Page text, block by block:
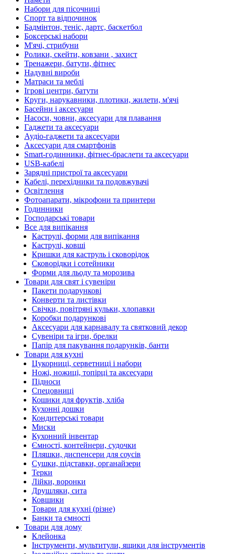
Набори для пісочниці
Спорт та відпочинок
Бадмінтон, теніс, дартс, баскетбол
Боксерські набори
М'ячі, стрибуни
Ролики, скейти, ковзани , захист
Тренажери, батути, фітнес
Надувні вироби
Матраси та меблі
Ігрові центри, батути
Круги, нарукавники, плотики, жилети, м'ячі
Басейни і аксесуари
Насоси, човни, аксесуари для плавання
Гаджети та аксесуари
Аудіо-гаджети та аксесуари
Аксесуари для смартфонів
Smart-годинники, фітнес-браслети та аксесуари
USB-кабелі
Зарядні пристрої та аксесуари
Кабелі, перехідники та подовжувачі
Освітлення
Фотоапарати, мікрофони та принтери
Годинники
Господарські товари
Все для випікання
Каструлі, форми для випікання
Каструлі, ковші
Кришки для каструль і сковорідок
Сковорідки і сотейники
Форми для льоду та морозива
Товари для свят і сувеніри
Пакети подарункові
Конверти та листівки
Свічки, повітряні кульки, хлопавки
Коробки подарункові
Аксесуари для карнавалу та святковий декор
Сувеніри та ігри, брелки
Папір для пакування подарунків, банти
Товари для кухні
Цукорниці, серветниці і набори
Ножі, ножиці, топірці та аксесуари
Підноси
Спецовниці
Кошики для фруктів, хліба
Кухонні дошки
Кондитерські товари
Миски
Кухонний інвентар
Ємності, контейнери, судочки
Пляшки, диспенсери для соусів
Сушки, підставки, органайзери
Терки
Лійки, воронки
Друшляки, сита
Ковшики
Товари для кухні (різне)
Банки та ємності
Товари для дому
Клейонка
Інструменти, мультитули, ящики для інструментів